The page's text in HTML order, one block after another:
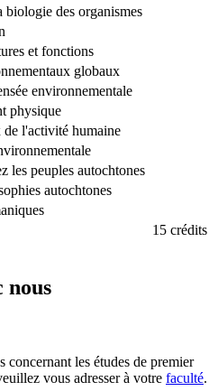
des organismes
et fonctions
globaux
environnementale
physique
de l'activité humaine
les peuples autochtones
autochtones
15 crédits
nous
les études de premier
vous adresser à votre faculté.